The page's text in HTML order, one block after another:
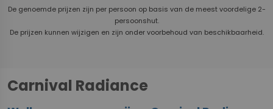
De genoemde prijzen zijn per persoon op basis van de meest voordelige 2-
persoonshut.
De prijzen kunnen wijzigen en zijn onder voorbehoud van beschikbaarheid.
Carnival Radiance